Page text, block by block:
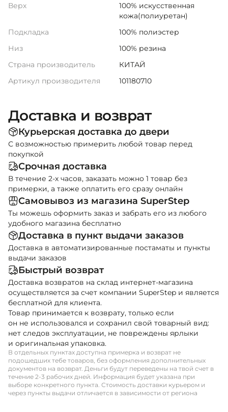
Верх
100% искусственная
кожа(полиуретан)
Подкладка
100% полиэстер
Низ
100% резина
Страна производитель
КИТАЙ
Артикул производителя
101180710
Доставка и возврат
Курьерская доставка до двери
С возможностью примерить любой товар перед
покупкой
Срочная доставка
В течение 2-х часов, заказать можно 1 товар без
примерки, а также оплатить его сразу онлайн
Самовывоз из магазина SuperStep
Ты можешь оформить заказ и забрать его из любого
удобного магазина бесплатно
Доставка в пункт выдачи заказов
Доставка в автоматизированные постаматы и пункты
выдачи заказов
Быстрый возврат
Доставка возвратов на склад интернет-магазина
осуществляется за счет компании SuperStep и является
бесплатной для клиента.
Товар принимается к возврату, только если
он не использовался и сохранил свой товарный вид:
нет следов эксплуатации, не повреждены ярлыки
и оригинальная упаковка.
В отдельных пунктах доступна примерка и возврат не
подошедших тебе товаров, без оформления дополнительных
документов на возврат. Деньги будут переведены на твой счет в
течение 2-3 рабочих дней. Информация будет указана при
выборе конкретного пункта. Стоимость доставки курьером и
через пункты выдачи отличается в зависимости от региона